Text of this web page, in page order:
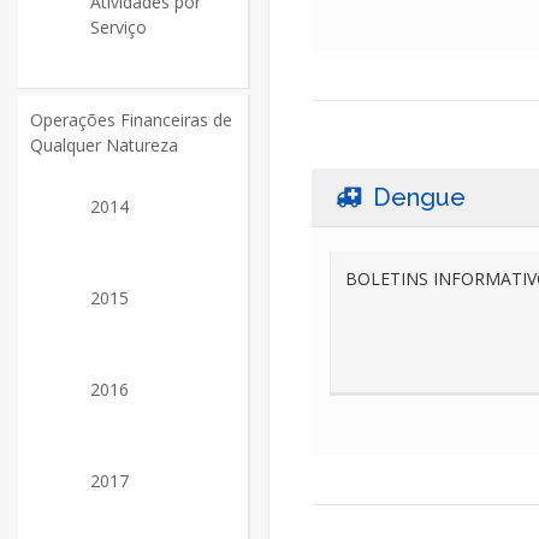
Serviço
Operações Financeiras de
Qualquer Natureza
2014
2015
2016
2017
Dengue
BOLETINS